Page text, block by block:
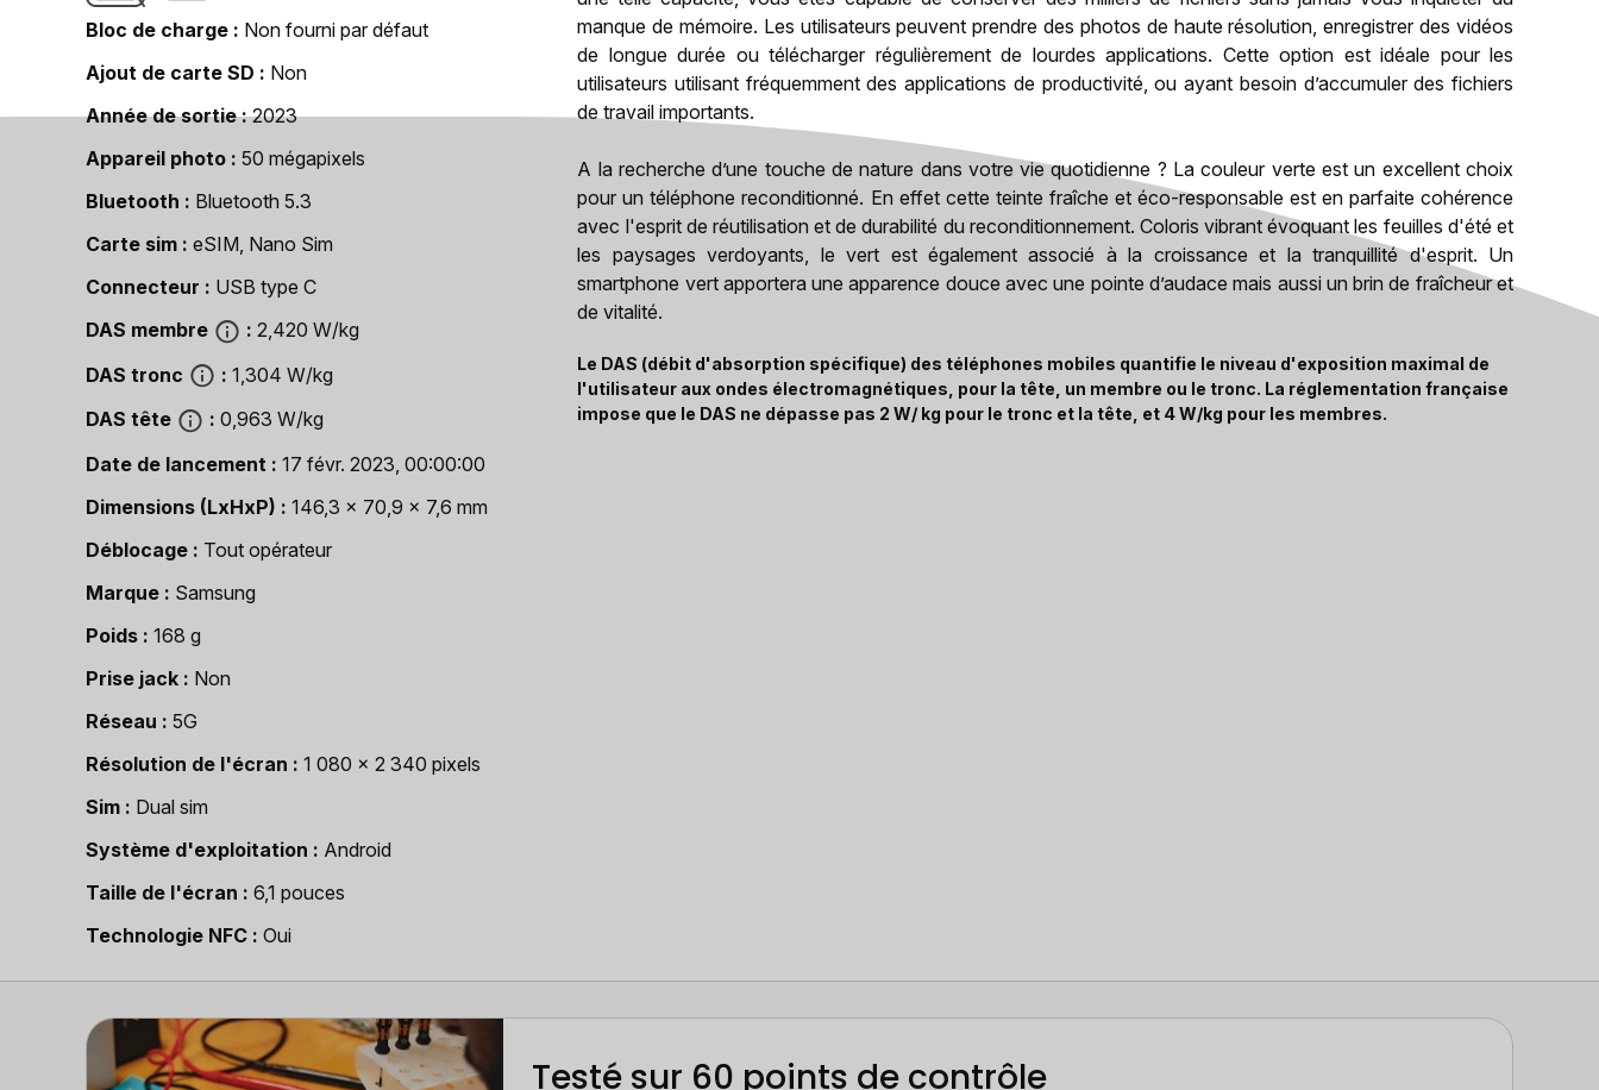
Bloc de charge
Non fourni par défaut
Ajout de carte SD
Non
Année de sortie
2023
Appareil photo
50 mégapixels
Bluetooth
Bluetooth 5.3
Carte sim
eSIM, Nano Sim
Connecteur
USB type C
DAS membre
2,420 W/kg
DAS tronc
1,304 W/kg
DAS tête
0,963 W/kg
Date de lancement
17 févr. 2023, 00:00:00
Dimensions (LxHxP)
146,3 x 70,9 x 7,6 mm
Déblocage
Tout opérateur
Marque
Samsung
Poids
168 g
Prise jack
Non
Réseau
5G
Résolution de l'écran
1 080 x 2 340 pixels
Sim
Dual sim
Système d'exploitation
Android
Taille de l'écran
6,1 pouces
Technologie NFC
Oui
manque de mémoire. Les utilisateurs peuvent prendre des photos de haute résolution, enregistrer des vidéos
de longue durée ou télécharger régulièrement de lourdes applications. Cette option est idéale pour les
utilisateurs utilisant fréquemment des applications de productivité, ou ayant besoin d’accumuler des fichiers
de travail importants.
A la recherche d’une touche de nature dans votre vie quotidienne ? La couleur verte est un excellent choix
pour un téléphone reconditionné. En effet cette teinte fraîche et éco-responsable est en parfaite cohérence
avec l'esprit de réutilisation et de durabilité du reconditionnement. Coloris vibrant évoquant les feuilles d'été et
les paysages verdoyants, le vert est également associé à la croissance et la tranquillité d'esprit. Un
smartphone vert apportera une apparence douce avec une pointe d’audace mais aussi un brin de fraîcheur et
de vitalité.
Le DAS (débit d'absorption spécifique) des téléphones mobiles quantifie le niveau d'exposition maximal de
l'utilisateur aux ondes électromagnétiques, pour la tête, un membre ou le tronc. La réglementation française
impose que le DAS ne dépasse pas 2 W/ kg pour le tronc et la tête, et 4 W/kg pour les membres.
Testé sur 60 points de contrôle